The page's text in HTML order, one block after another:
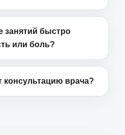
занятий быстро
или боль?
консультацию врача?